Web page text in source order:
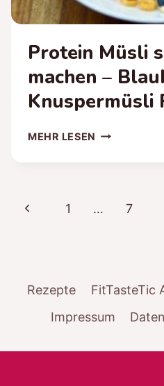
Protein Müsli
machen –
Knuspermüsli
MEHR LESEN PROTEIN
BLAUBEER
Seitennavigation
Vorherige
1 … 7
Rezepte FitTasteTic
Impressum